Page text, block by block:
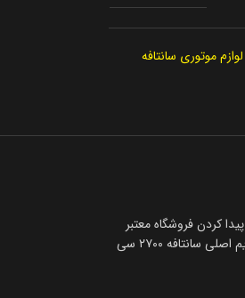
لوازم موتوری سانتافه
مرداد همیشه خرید تسمه تایم اصلی سانتافه ۲۷۰۰ کد فنی 243123E500 سی سی مدل۲۰۰۷ تا ۲۰۰۹ دشوار است، باتوجه به وارداتی بودن تسمه تایم اصلی سانتافه ۲۷۰۰ سی سی مدل۲۰۰۷ تا ۲۰۰۹ پیدا کردن فروشگاه معتبر
کمی دشوار و سخت است. اما نگران نباشید شما می‌توانید خیلی سریع با تماس با کارشناسان مرکز یدک خیلی فوری با همکاران ما در تماس باشید تا در سریع‌ترین زمان ممکن با بهترین قیمت تسمه تایم اصلی سانتافه ۲۷۰۰ سی